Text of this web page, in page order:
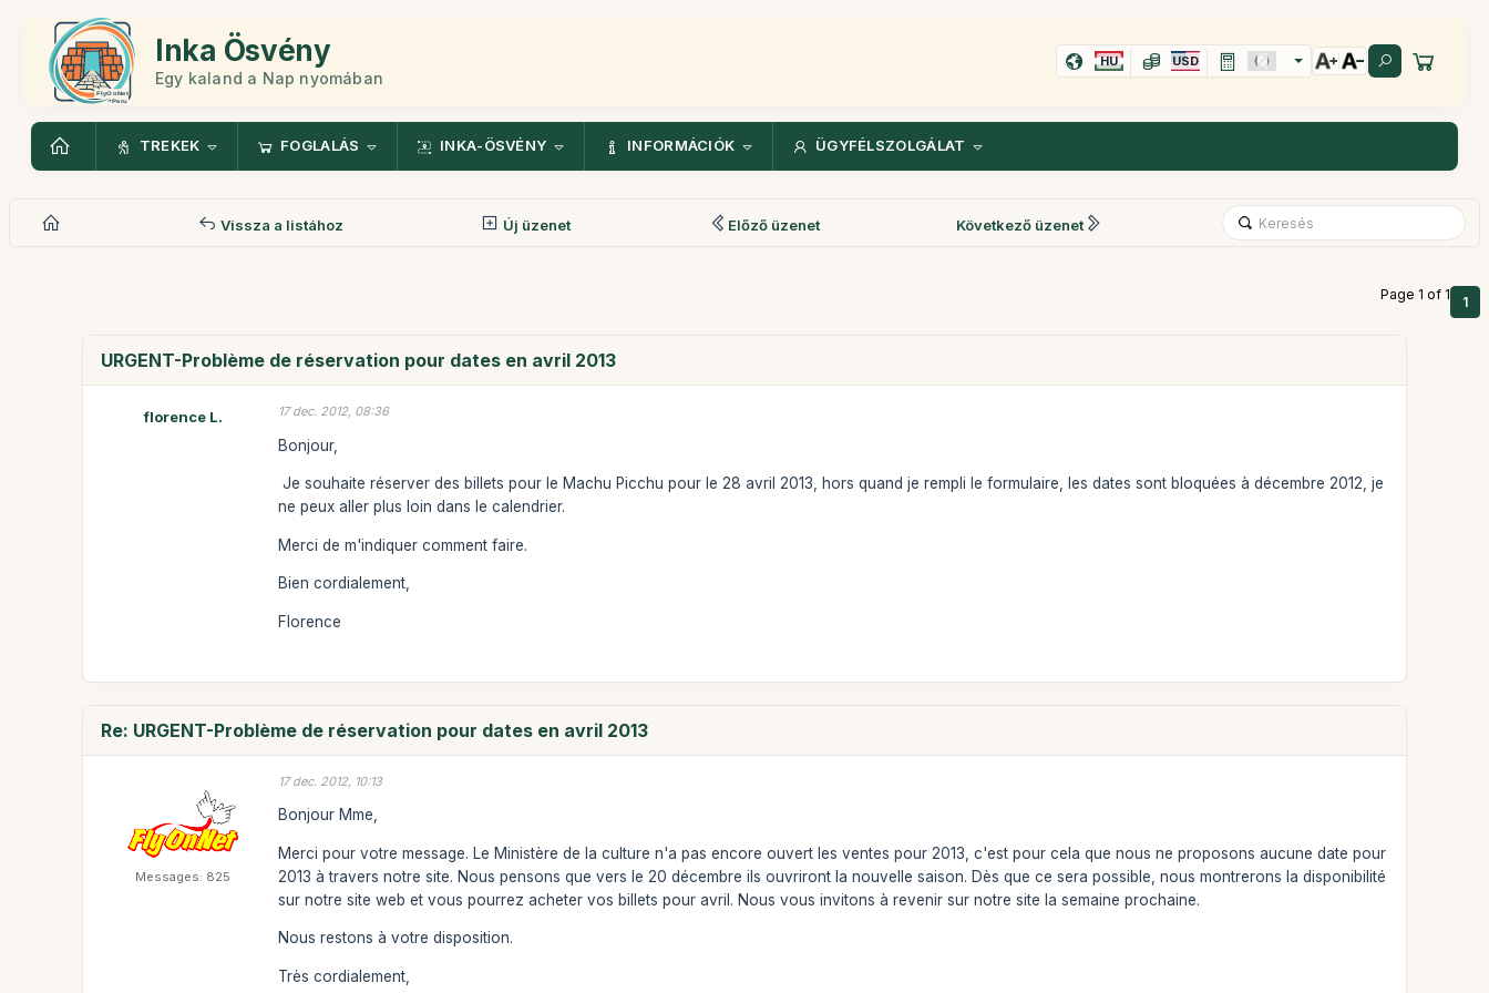
Inka Ösvény
Egy kaland a Nap nyomában
HU USD
TREKEK FOGLALÁS INKA-ÖSVÉNY INFORMÁCIÓK ÜGYFÉLSZOLGÁLAT
Vissza a listához Új üzenet Előző üzenet Következő üzenet
Page 1 of 1 1
URGENT-Problème de réservation pour dates en avril 2013
florence L. 17 dec. 2012, 08:36
Bonjour,
Je souhaite réserver des billets pour le Machu Picchu pour le 28 avril 2013, hors quand je rempli le formulaire, les dates sont bloquées à décembre 2012, je
ne peux aller plus loin dans le calendrier.
Merci de m'indiquer comment faire.
Bien cordialement,
Florence
Re: URGENT-Problème de réservation pour dates en avril 2013
Messages: 825
17 dec. 2012, 10:13
Bonjour Mme,
Merci pour votre message. Le Ministère de la culture n'a pas encore ouvert les ventes pour 2013, c'est pour cela que nous ne proposons aucune date pour
2013 à travers notre site. Nous pensons que vers le 20 décembre ils ouvriront la nouvelle saison. Dès que ce sera possible, nous montrerons la disponibilité
sur notre site web et vous pourrez acheter vos billets pour avril. Nous vous invitons à revenir sur notre site la semaine prochaine.
Nous restons à votre disposition.
Très cordialement,